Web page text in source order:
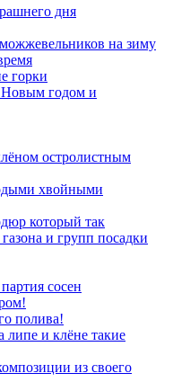
дня
на зиму
горки
годом и
остролистным
хвойными
который так
и групп посадки
сосен
полива!
липе и клёне такие
из своего